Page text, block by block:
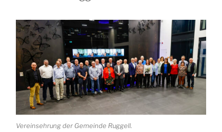
Vereinsehrung der Gemeinde Ruggell.